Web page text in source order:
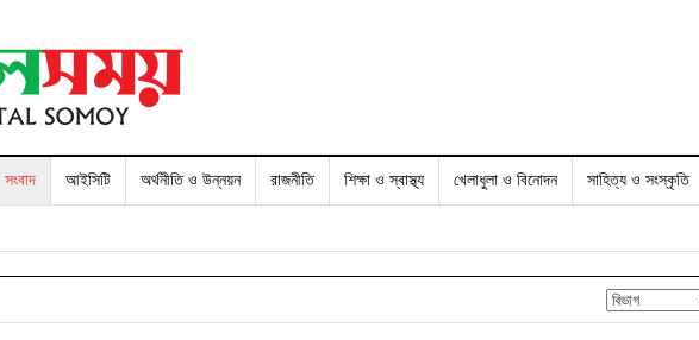
সংবাদ আইসিটি অর্থনীতি ও উন্নয়ন রাজনীতি শিক্ষা ও স্বাস্থ্য খেলাধুলা ও বিনোদন সাহিত্য ও সংস্কৃতি